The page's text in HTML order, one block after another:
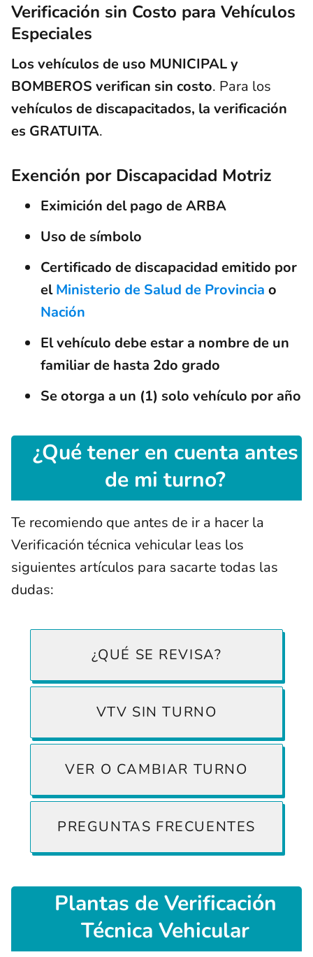
Verificación sin Costo para Vehículos
Especiales
Los vehículos de uso MUNICIPAL y
BOMBEROS verifican sin costo. Para los
vehículos de discapacitados, la verificación
es GRATUITA.
Exención por Discapacidad Motriz
Eximición del pago de ARBA
Uso de símbolo
Certificado de discapacidad emitido por
elMinisterio de Salud de Provincia o
Nación
El vehículo debe estar a nombre de un
familiar de hasta 2do grado
Se otorga a un (1) solo vehículo por año
¿Qué tener en cuenta antes
de mi turno?
Te recomiendo que antes de ir a hacer la
Verificación técnica vehicular leas los
siguientes artículos para sacarte todas las
dudas:
¿QUÉ SE REVISA?
VTV SIN TURNO
VER O CAMBIAR TURNO
PREGUNTAS FRECUENTES
Plantas de Verificación
Técnica Vehicular